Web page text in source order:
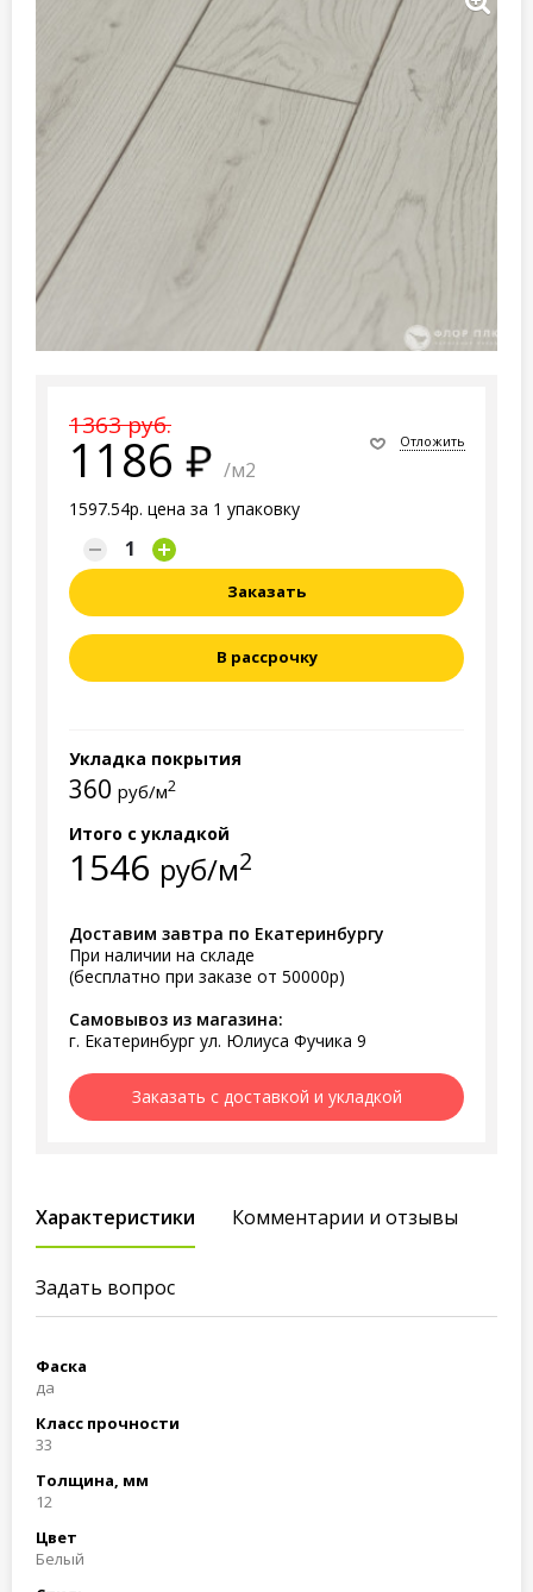
1363 руб.
1186 /м2
1597.54р. цена за 1 упаковку
Отложить
Заказать
В рассрочку
Укладка покрытия
360 руб/м2
Итого с укладкой
1546 руб/м2
Доставим завтра по Екатеринбургу
При наличии на складе
(бесплатно при заказе от 50000р)
Самовывоз из магазина:
г. Екатеринбург ул. Юлиуса Фучика 9
Заказать с доставкой и укладкой
Характеристики Комментарии и отзывы
Задать вопрос
Фаска
да
Класс прочности
33
Толщина, мм
12
Цвет
Белый